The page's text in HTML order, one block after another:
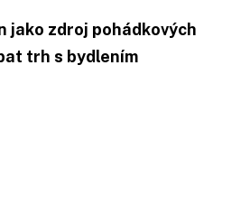
jako zdroj pohádkových
trh s bydlením